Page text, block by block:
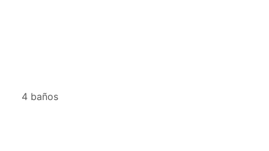
4 baños